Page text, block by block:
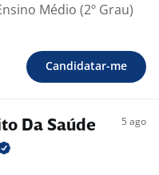
Médio (2º Grau)
Candidatar-me
Da Saúde 5 ago